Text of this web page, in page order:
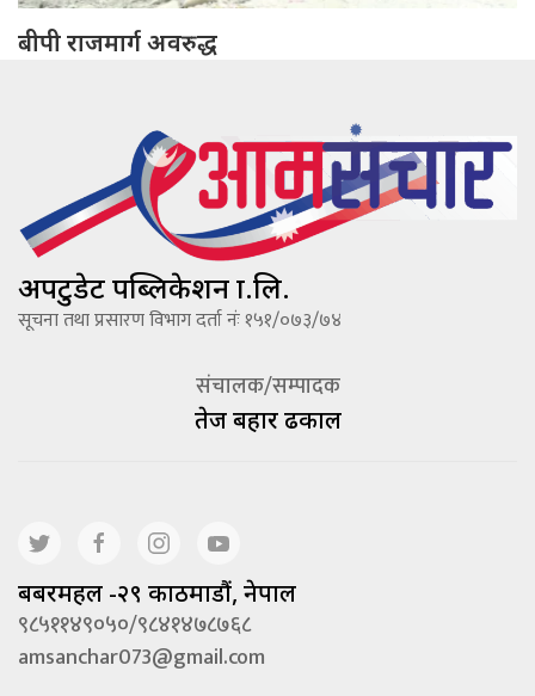
बीपी राजमार्ग अवरुद्ध
अपटुडेट पब्लिकेशन प्रा.लि.
सूचना तथा प्रसारण विभाग दर्ता नंः १५१/०७३/७४
संचालक/सम्पादक
तेज बहादूर ढकाल
बबरमहल -२९ काठमाडौं, नेपाल
९८५११४९०५०/९८४१४७८७६८
amsanchar073@gmail.com